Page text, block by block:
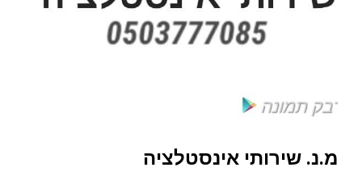
מ.נ. שירותי אינסטלציה